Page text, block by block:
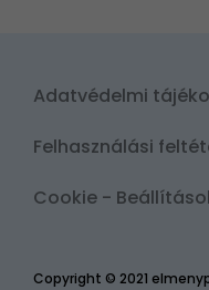
Copyright © 2021
Adatvédelmi
Felhasználási
Cookie -